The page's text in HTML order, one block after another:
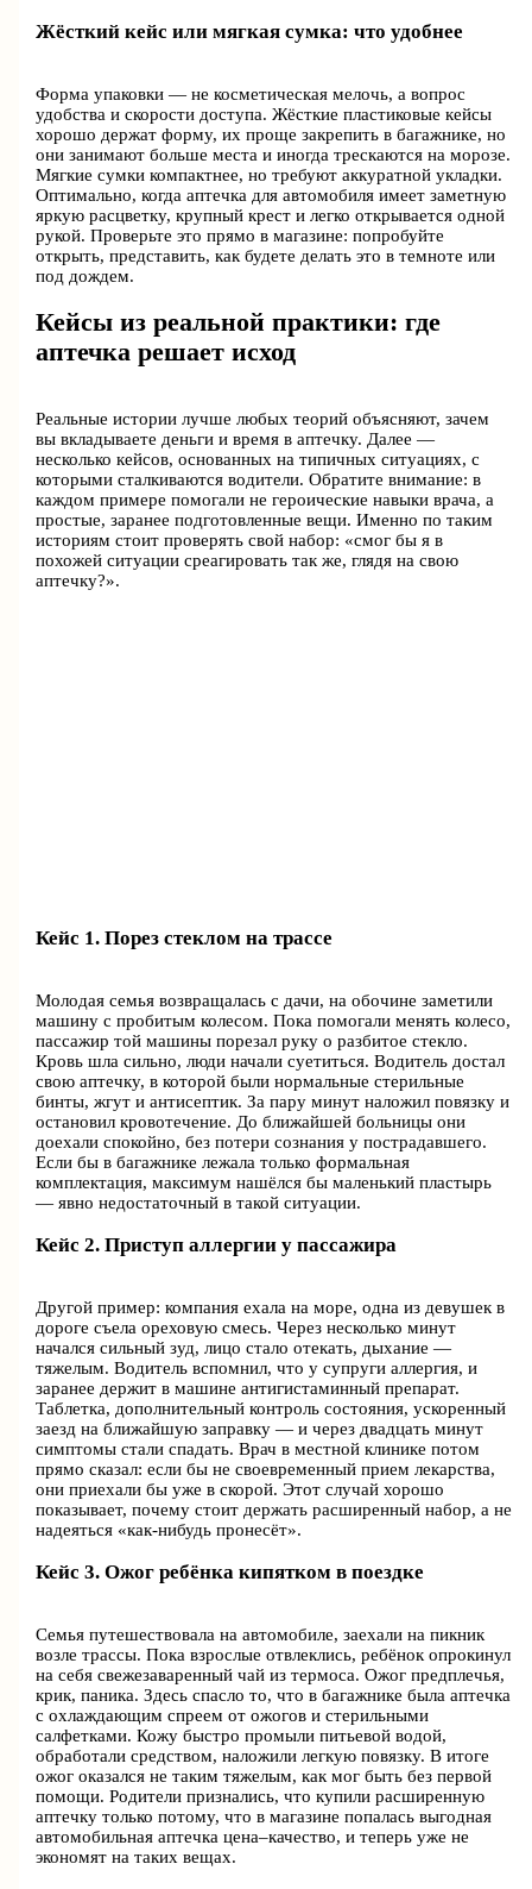
Жёсткий кейс или мягкая сумка: что удобнее
Форма упаковки — не косметическая мелочь, а вопрос
удобства и скорости доступа. Жёсткие пластиковые кейсы
хорошо держат форму, их проще закрепить в багажнике, но
они занимают больше места и иногда трескаются на морозе.
Мягкие сумки компактнее, но требуют аккуратной укладки.
Оптимально, когда аптечка для автомобиля имеет заметную
яркую расцветку, крупный крест и легко открывается одной
рукой. Проверьте это прямо в магазине: попробуйте
открыть, представить, как будете делать это в темноте или
под дождем.
Кейсы из реальной практики: где
аптечка решает исход
Реальные истории лучше любых теорий объясняют, зачем
вы вкладываете деньги и время в аптечку. Далее —
несколько кейсов, основанных на типичных ситуациях, с
которыми сталкиваются водители. Обратите внимание: в
каждом примере помогали не героические навыки врача, а
простые, заранее подготовленные вещи. Именно по таким
историям стоит проверять свой набор: «смог бы я в
похожей ситуации среагировать так же, глядя на свою
аптечку?».
Кейс 1. Порез стеклом на трассе
Молодая семья возвращалась с дачи, на обочине заметили
машину с пробитым колесом. Пока помогали менять колесо,
пассажир той машины порезал руку о разбитое стекло.
Кровь шла сильно, люди начали суетиться. Водитель достал
свою аптечку, в которой были нормальные стерильные
бинты, жгут и антисептик. За пару минут наложил повязку и
остановил кровотечение. До ближайшей больницы они
доехали спокойно, без потери сознания у пострадавшего.
Если бы в багажнике лежала только формальная
комплектация, максимум нашёлся бы маленький пластырь
— явно недостаточный в такой ситуации.
Кейс 2. Приступ аллергии у пассажира
Другой пример: компания ехала на море, одна из девушек в
дороге съела ореховую смесь. Через несколько минут
начался сильный зуд, лицо стало отекать, дыхание —
тяжелым. Водитель вспомнил, что у супруги аллергия, и
заранее держит в машине антигистаминный препарат.
Таблетка, дополнительный контроль состояния, ускоренный
заезд на ближайшую заправку — и через двадцать минут
симптомы стали спадать. Врач в местной клинике потом
прямо сказал: если бы не своевременный прием лекарства,
они приехали бы уже в скорой. Этот случай хорошо
показывает, почему стоит держать расширенный набор, а не
надеяться «как‑нибудь пронесёт».
Кейс 3. Ожог ребёнка кипятком в поездке
Семья путешествовала на автомобиле, заехали на пикник
возле трассы. Пока взрослые отвлеклись, ребёнок опрокинул
на себя свежезаваренный чай из термоса. Ожог предплечья,
крик, паника. Здесь спасло то, что в багажнике была аптечка
с охлаждающим спреем от ожогов и стерильными
салфетками. Кожу быстро промыли питьевой водой,
обработали средством, наложили легкую повязку. В итоге
ожог оказался не таким тяжелым, как мог быть без первой
помощи. Родители признались, что купили расширенную
аптечку только потому, что в магазине попалась выгодная
автомобильная аптечка цена–качество, и теперь уже не
экономят на таких вещах.